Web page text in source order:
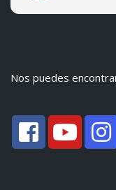
Nos puedes